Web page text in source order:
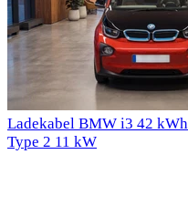
Ladekabel BMW i3 42 kWh
Type 2 11 kW